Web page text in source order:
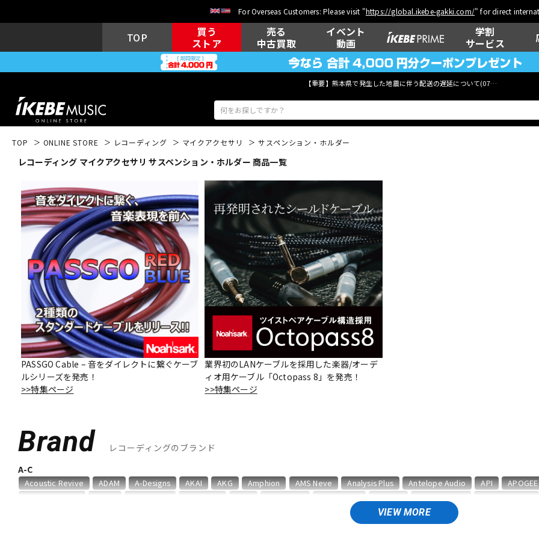
For Overseas Customers: Please visit "https://global.ikebe-gakki.com/" for direct
TOP
買う
ストア
売る
中古買取
イベント
動画
学割
サービス
【重要】熊本県で発生した地震に伴う配送の遅延について(07月29日
アコギ/エレ
アコ
キーボード 電子ピアノ 管楽器
DJ機器 DTM DTM オンラ
イン納品
中古 ヴィンテージ
TOP ONLINE STORE レコーディング マイクアクセサリ サスペンション・ホルダー
レコーディング マイクアクセサリ サスペンション・ホルダー 商品一覧
PASSGO Cable – 音をダイレクトに繋ぐケーブ
ルシリーズを発売！
>>特集ページ
業界初のLANケーブルを採用した楽器/オーデ
ィオ用ケーブル「Octopass 8」を発売！
>>特集ページ
Brand レコーディングのブランド
VIEW MORE
A-C
Acoustic Revive ADAM A-Designs AKAI AKG Amphion AMS Neve Analysis Plus Antelope Audio API APOGEE
CUSTOM TRY